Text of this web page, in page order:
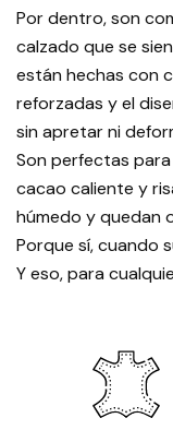
Por dentro, son
calzado que se
están hechas con
reforzadas y el
sin apretar ni
Son perfectas
cacao caliente y
húmedo y quedan
Porque sí, cuando
Y eso, para